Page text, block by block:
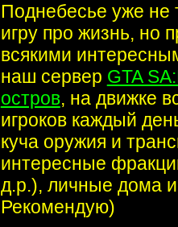
Поднебесье уже не
игру про жизнь, но
всякими
наш сервер GTA
остров, на движке
игроков каждый
куча оружия и
интересные
д.р.), личные дома
Рекомендую)